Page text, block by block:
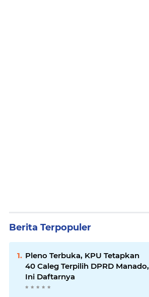
Berita Terpopuler
Pleno Terbuka, KPU Tetapkan
40 Caleg Terpilih DPRD Manado,
Ini Daftarnya